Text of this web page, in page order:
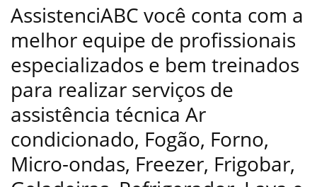
AssistenciABC você conta com a
melhor equipe de profissionais
especializados e bem treinados
para realizar serviços de
assistência técnica Ar
condicionado, Fogão, Forno,
Micro-ondas, Freezer, Frigobar,